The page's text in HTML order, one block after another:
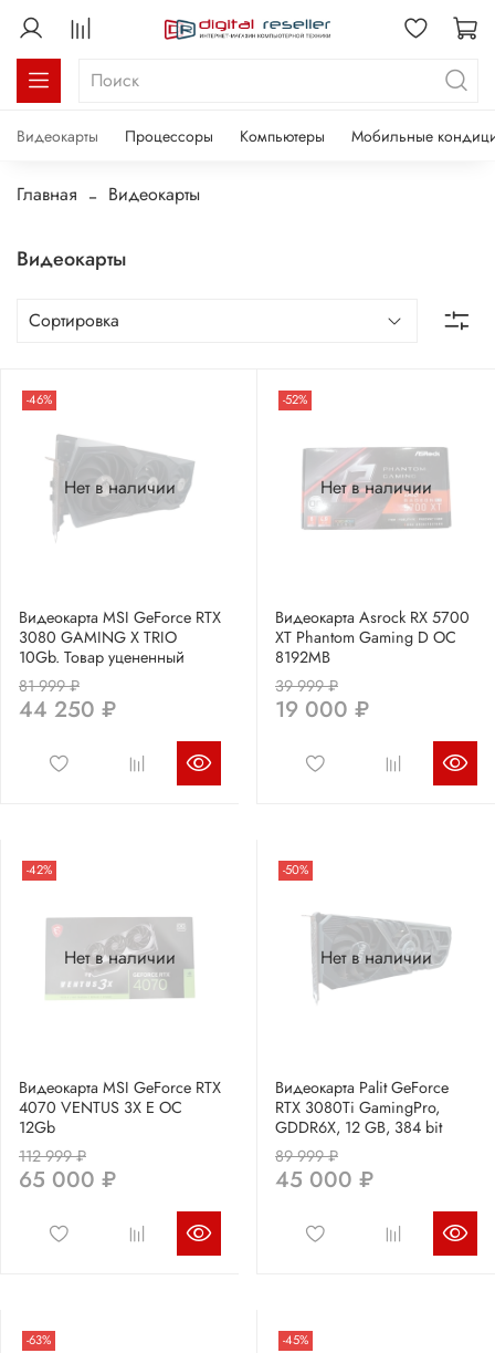
Видеокарты Процессоры Компьютеры Мобильные
Главная Видеокарты
Видеокарты
Нет в наличии
-46%
Видеокарта MSI GeForce RTX
3080 GAMING X TRIO
10Gb. Товар уцененный
81 999 ₽
44 250 ₽
Нет в наличии
-52%
Видеокарта Asrock RX 5700
XT Phantom Gaming D OC
8192MB
39 999 ₽
19 000 ₽
Нет в наличии
-42%
Видеокарта MSI GeForce RTX
4070 VENTUS 3X E OC
12Gb
112 999 ₽
65 000 ₽
Нет в наличии
-50%
Видеокарта Palit GeForce
RTX 3080Ti GamingPro,
GDDR6X, 12 GB, 384 bit
89 999 ₽
45 000 ₽
-63% -45%